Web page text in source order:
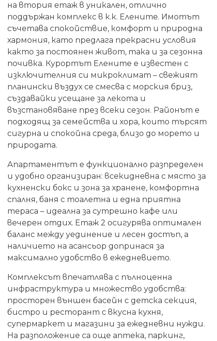
на втория етаж в уникален, отлично
поддържан комплекс в к.к. Елените. Имотът
съчетава спокойствие, комфорт и природна
хармония, като предлага прекрасни условия
както за постоянен живот, така и за сезонна
почивка. Курортът Елените е известен с
изключителния си микроклимат – свежият
планински въздух се смесва с морския бриз,
създавайки усещане за лекота и
възстановяване през всеки сезон. Районът е
подходящ за семейства и хора, които търсят
сигурна и спокойна среда, близо до морето и
природата.
Апартаментът е функционално разпределен
и удобно организиран: всекидневна с място за
кухненски бокс и зона за хранене, комфортна
спалня, баня с тоалетна и една приятна
тераса – идеална за сутрешно кафе или
вечерен отдих. Етаж 2 осигурява оптимален
баланс между уединение и лесен достъп, а
наличието на асансьор допринася за
максимално удобство в ежедневието.
Комплексът впечатлява с пълноценна
инфраструктура и множество удобства:
просторен външен басейн с детска секция,
бистро и ресторант с вкусна кухня,
супермаркет и магазини за ежедневни нужди.
На разположение са още аптека, паркинг,